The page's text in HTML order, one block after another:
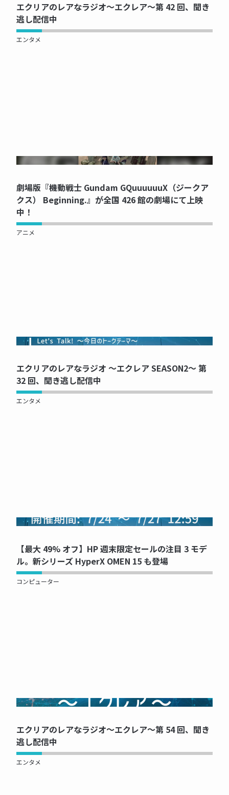
エクリアのレアなラジオ～エクレア～第 42 回、聞き
逃し配信中
エンタメ
NOW PRINTING...
劇場版『機動戦士 Gundam GQuuuuuuX（ジークア
クス） Beginning.』が全国 426 館の劇場にて上映
中！
アニメ
NOW PRINTING...
エクリアのレアなラジオ ～エクレア SEASON2～ 第
32 回、聞き逃し配信中
エンタメ
NOW PRINTING...
【最大 49% オフ】HP 週末限定セールの注目 3 モデ
ル。新シリーズ HyperX OMEN 15 も登場
コンピューター
NOW PRINTING...
エクリアのレアなラジオ～エクレア～第 54 回、聞き
逃し配信中
エンタメ